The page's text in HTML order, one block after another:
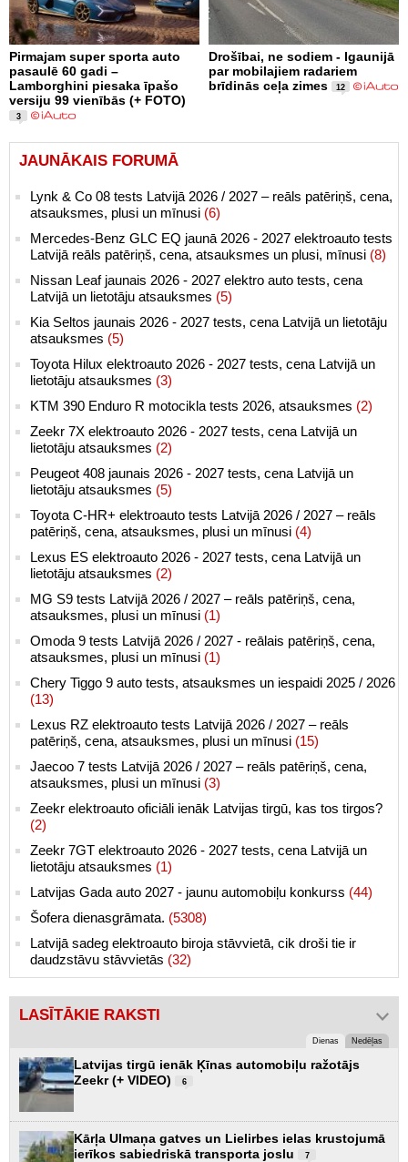
Pirmajam super sporta auto
pasaulē 60 gadi –
Lamborghini piesaka īpašo
versiju 99 vienībās (+ FOTO)
3
Drošībai, ne sodiem - Igaunijā
par mobilajiem radariem
brīdinās ceļa zimes
12
JAUNĀKAIS FORUMĀ
Lynk & Co 08 tests Latvijā 2026 / 2027 – reāls patēriņš, cena,
atsauksmes, plusi un mīnusi (6)
Mercedes-Benz GLC EQ jaunā 2026 - 2027 elektroauto tests
Latvijā reāls patēriņš, cena, atsauksmes un plusi, mīnusi (8)
Nissan Leaf jaunais 2026 - 2027 elektro auto tests, cena
Latvijā un lietotāju atsauksmes (5)
Kia Seltos jaunais 2026 - 2027 tests, cena Latvijā un lietotāju
atsauksmes (5)
Toyota Hilux elektroauto 2026 - 2027 tests, cena Latvijā un
lietotāju atsauksmes (3)
KTM 390 Enduro R motocikla tests 2026, atsauksmes (2)
Zeekr 7X elektroauto 2026 - 2027 tests, cena Latvijā un
lietotāju atsauksmes (2)
Peugeot 408 jaunais 2026 - 2027 tests, cena Latvijā un
lietotāju atsauksmes (5)
Toyota C-HR+ elektroauto tests Latvijā 2026 / 2027 – reāls
patēriņš, cena, atsauksmes, plusi un mīnusi (4)
Lexus ES elektroauto 2026 - 2027 tests, cena Latvijā un
lietotāju atsauksmes (2)
MG S9 tests Latvijā 2026 / 2027 – reāls patēriņš, cena,
atsauksmes, plusi un mīnusi (1)
Omoda 9 tests Latvijā 2026 / 2027 - reālais patēriņš, cena,
atsauksmes, plusi un mīnusi (1)
Chery Tiggo 9 auto tests, atsauksmes un iespaidi 2025 / 2026
(13)
Lexus RZ elektroauto tests Latvijā 2026 / 2027 – reāls
patēriņš, cena, atsauksmes, plusi un mīnusi (15)
Jaecoo 7 tests Latvijā 2026 / 2027 – reāls patēriņš, cena,
atsauksmes, plusi un mīnusi (3)
Zeekr elektroauto oficiāli ienāk Latvijas tirgū, kas tos tirgos?
(2)
Zeekr 7GT elektroauto 2026 - 2027 tests, cena Latvijā un
lietotāju atsauksmes (1)
Latvijas Gada auto 2027 - jaunu automobiļu konkurss (44)
Šofera dienasgrāmata. (5308)
Latvijā sadeg elektroauto biroja stāvvietā, cik droši tie ir
daudzstāvu stāvvietās (32)
LASĪTĀKIE RAKSTI
Dienas Nedēļas
Latvijas tirgū ienāk Ķīnas automobiļu ražotājs
Zeekr (+ VIDEO)
6
Kārļa Ulmaņa gatves un Lielirbes ielas krustojumā
ierīkos sabiedriskā transporta joslu
7